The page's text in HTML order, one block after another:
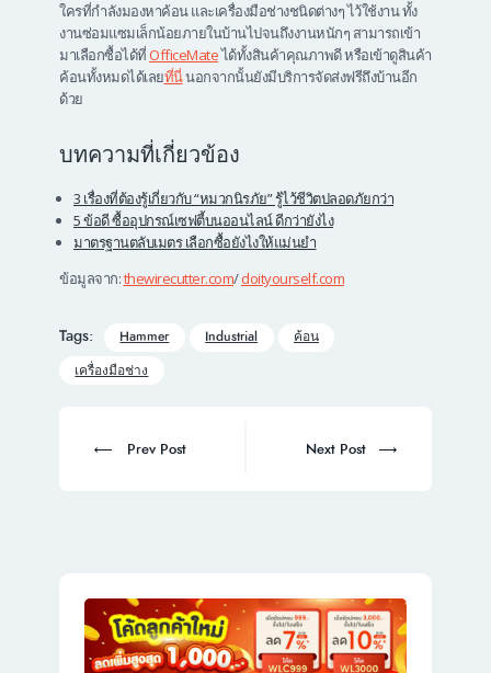
ใครที่กำลังมองหาค้อน และเครื่องมือช่างชนิดต่างๆ ไว้ใช้งาน ทั้ง
งานซ่อมแซมเล็กน้อยภายในบ้านไปจนถึงงานหนักๆ สามารถเข้า
มาเลือกซื้อได้ที่ OfficeMateได้ทั้งสินค้าคุณภาพดี หรือเข้าดูสินค้า
ค้อนทั้งหมดได้เลยที่นี่นอกจากนั้นยังมีบริการจัดส่งฟรีถึงบ้านอีก
ด้วย
บทความที่เกี่ยวข้อง
3 เรื่องที่ต้องรู้เกี่ยวกับ “หมวกนิรภัย” รู้ไว้ชีวิตปลอดภัยกว่า
5 ข้อดี ซื้ออุปกรณ์เซฟตี้บนออนไลน์ ดีกว่ายังไง
มาตรฐานตลับเมตร เลือกซื้อยังไงให้แม่นยำ
ข้อมูลจาก:thewirecutter.com/doityourself.com
Tags: Hammer Industrial
ค้อน
เครื่องมือช่าง
navigation
Prev
Prev Post
Next
Next Post